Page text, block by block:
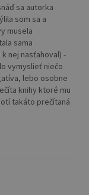
sa autorka
som sa a
musela
sama
nej nasťahoval) -
vymyslieť niečo
lebo osobne
knihy ktoré mu
takáto prečítaná